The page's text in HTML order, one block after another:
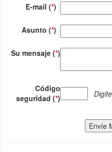
E-mail (*)
Asunto (*)
Su mensaje (*)
Código
seguridad (*)
Envíe